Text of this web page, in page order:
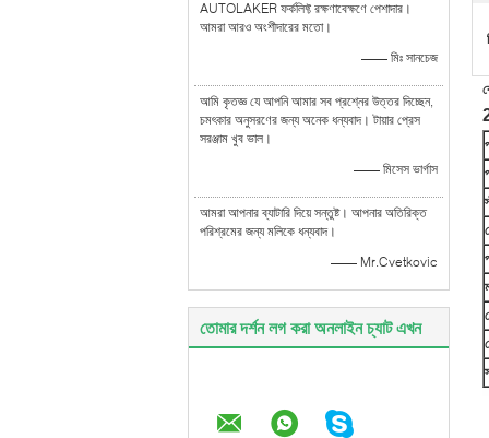
AUTOLAKER ফর্কলিফ্ট রক্ষণাবেক্ষণে পেশাদার।
আমরা আরও অংশীদারের মতো।
—— মিঃ সানচেজ
আমি কৃতজ্ঞ যে আপনি আমার সব প্রশ্নের উত্তর দিচ্ছেন,
চমৎকার অনুসরণের জন্য অনেক ধন্যবাদ। টায়ার প্রেস
সরঞ্জাম খুব ভাল।
—— মিসেস ভার্গাস
আমরা আপনার ব্যাটারি দিয়ে সন্তুষ্ট। আপনার অতিরিক্ত
পরিশ্রমের জন্য মলিকে ধন্যবাদ।
—— Mr.Cvetkovic
তোমার দর্শন লগ করা অনলাইন চ্যাট এখন